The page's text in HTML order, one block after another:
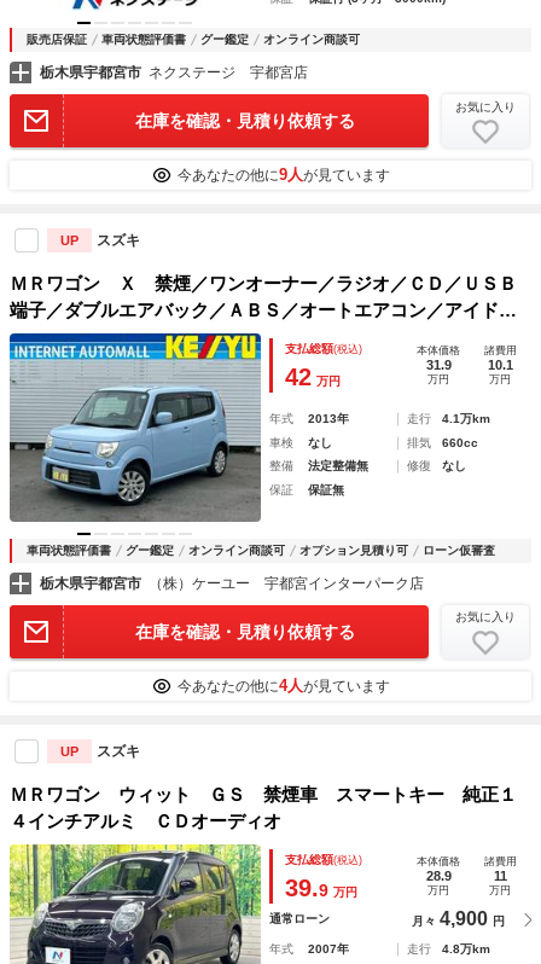
販売店保証 車両状態評価書 グー鑑定 オンライン商談可
栃木県宇都宮市 ネクステージ 宇都宮店
在庫を確認・見積り依頼する
お気に入り
今あなたの他に9人が見ています
UP スズキ
ＭＲワゴン Ｘ 禁煙／ワンオーナー／ラジオ／ＣＤ／ＵＳＢ
端子／ダブルエアバック／ＡＢＳ／オートエアコン／アイドリ
ングストップ／ミラーウィンカー／ヘッドライトイベライザー
／プッシュスタート／スマートキー
支払総額(税込)
42 万円
本体価格
31.9
万円
諸費用
10.1
万円
年式 2013年 走行
4.1万km
車検
なし 排気
660cc
整備
法定整備無 修復
なし
保証
保証無
車両状態評価書 グー鑑定 オンライン商談可 オプション見積り可 ローン仮審査
栃木県宇都宮市 （株）ケーユー 宇都宮インターパーク店
在庫を確認・見積り依頼する
お気に入り
今あなたの他に4人が見ています
UP スズキ
ＭＲワゴン ウィット ＧＳ 禁煙車 スマートキー 純正１
４インチアルミ ＣＤオーディオ
支払総額(税込)
39.9 万円
本体価格
28.9
万円
諸費用
11
万円
通常ローン 月々 4,900 円
年式 2007年 走行
4.8万km